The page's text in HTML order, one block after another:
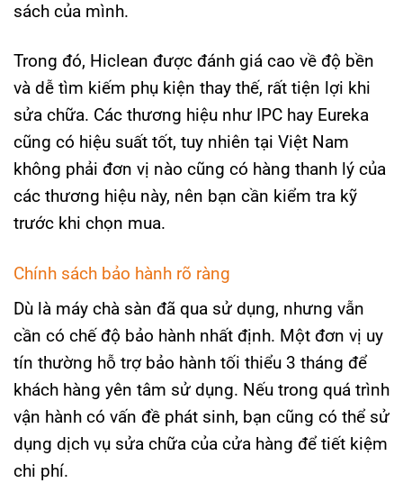
sách của mình.
Trong đó, Hiclean được đánh giá cao về độ bền
và dễ tìm kiếm phụ kiện thay thế, rất tiện lợi khi
sửa chữa. Các thương hiệu như IPC hay Eureka
cũng có hiệu suất tốt, tuy nhiên tại Việt Nam
không phải đơn vị nào cũng có hàng thanh lý của
các thương hiệu này, nên bạn cần kiểm tra kỹ
trước khi chọn mua.
Chính sách bảo hành rõ ràng
Dù là máy chà sàn đã qua sử dụng, nhưng vẫn
cần có chế độ bảo hành nhất định. Một đơn vị uy
tín thường hỗ trợ bảo hành tối thiểu 3 tháng để
khách hàng yên tâm sử dụng. Nếu trong quá trình
vận hành có vấn đề phát sinh, bạn cũng có thể sử
dụng dịch vụ sửa chữa của cửa hàng để tiết kiệm
chi phí.